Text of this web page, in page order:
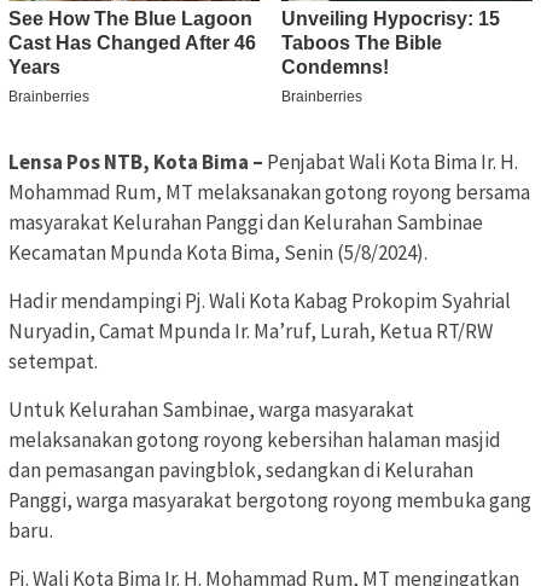
Lensa Pos NTB, Kota Bima – Penjabat Wali Kota Bima Ir. H.
Mohammad Rum, MT melaksanakan gotong royong bersama
masyarakat Kelurahan Panggi dan Kelurahan Sambinae
Kecamatan Mpunda Kota Bima, Senin (5/8/2024).
Hadir mendampingi Pj. Wali Kota Kabag Prokopim Syahrial
Nuryadin, Camat Mpunda Ir. Ma’ruf, Lurah, Ketua RT/RW
setempat.
Untuk Kelurahan Sambinae, warga masyarakat
melaksanakan gotong royong kebersihan halaman masjid
dan pemasangan pavingblok, sedangkan di Kelurahan
Panggi, warga masyarakat bergotong royong membuka gang
baru.
Pj. Wali Kota Bima Ir. H. Mohammad Rum, MT mengingatkan